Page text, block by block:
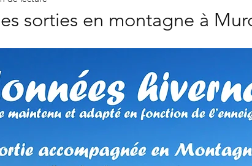
RNN de la vallée de Chaudefour Site internet
sorties en montagne à